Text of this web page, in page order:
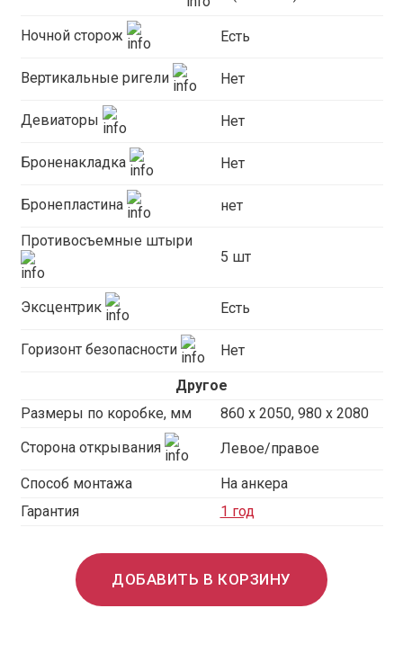
Ночной сторож Есть
Вертикальные ригели Нет
Девиаторы Нет
Броненакладка Нет
Бронепластина нет
Противосъемные штыри
5 шт
Эксцентрик Есть
Горизонт безопасности Нет
Другое
Размеры по коробке, мм
860 х 2050, 980 x 2080
Сторона открывания Левое/правое
Способ монтажа
На анкера
Гарантия
1 год
ДОБАВИТЬ В КОРЗИНУ